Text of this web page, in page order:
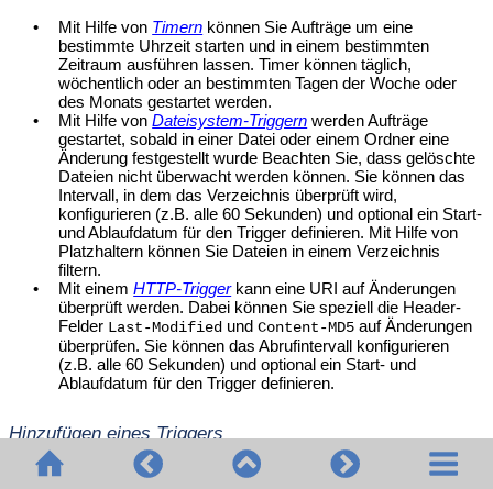
•
Mit Hilfe von Timern können Sie Aufträge um eine
bestimmte Uhrzeit starten und in einem bestimmten
Zeitraum ausführen lassen. Timer können täglich,
wöchentlich oder an bestimmten Tagen der Woche oder
des Monats gestartet werden.
•
Mit Hilfe vonDateisystem-Triggern werden Aufträge
gestartet, sobald in einer Datei oder einem Ordner eine
Änderung festgestellt wurde Beachten Sie, dass gelöschte
Dateien nicht überwacht werden können. Sie können das
Intervall, in dem das Verzeichnis überprüft wird,
konfigurieren (z.B. alle 60 Sekunden) und optional ein Start-
und Ablaufdatum für den Trigger definieren. Mit Hilfe von
Platzhaltern können Sie Dateien in einem Verzeichnis
filtern.
•
Mit einemHTTP-Triggerkann eine URI auf Änderungen
überprüft werden. Dabei können Sie speziell die Header-
Felder Last-Modified undContent-MD5 auf Änderungen
überprüfen. Sie können das Abrufintervall konfigurieren
(z.B. alle 60 Sekunden) und optional ein Start- und
Ablaufdatum für den Trigger definieren.
Hinzufügen eines Triggers
Um einen Trigger hinzuzufügen,erstellen Sie einen Auftrag
oder
öffnen Sie einen bestehenden, navigieren Sie zum Abschnitt